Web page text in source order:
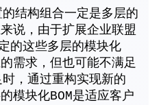
结构组合一定是多层的
说，由于扩展企业联盟
的这些多层的模块化
需求，但也可能不满足
，通过重构实现新的
模块化BOM是适应客户